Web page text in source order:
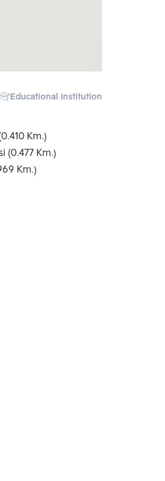
Educational Institution
Km.)
(0.477 Km.)
Km.)